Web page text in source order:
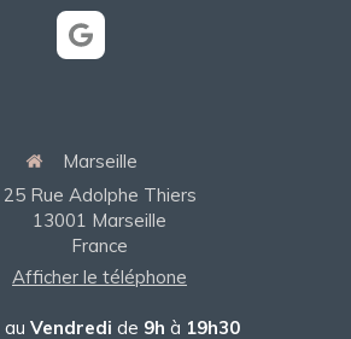
Marseille
25 Rue Adolphe Thiers
13001 Marseille
France
Afficher le téléphone
au Vendredi de 9h à 19h30